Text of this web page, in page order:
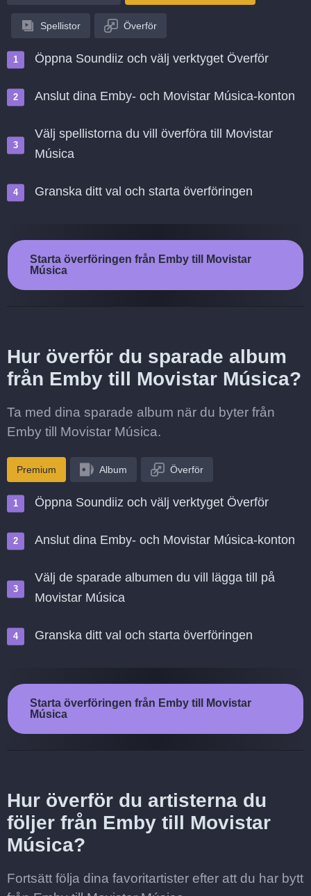
Spellistor Överför
Öppna Soundiiz och välj verktyget Överför
Anslut dina Emby- och Movistar Música-konton
Välj spellistorna du vill överföra till Movistar
Música
Granska ditt val och starta överföringen
Starta överföringen från Emby till Movistar
Música
Hur överför du sparade album
från Emby till Movistar Música?
Ta med dina sparade album när du byter från
Emby till Movistar Música.
Premium Album Överför
Öppna Soundiiz och välj verktyget Överför
Anslut dina Emby- och Movistar Música-konton
Välj de sparade albumen du vill lägga till på
Movistar Música
Granska ditt val och starta överföringen
Starta överföringen från Emby till Movistar
Música
Hur överför du artisterna du
följer från Emby till Movistar
Música?
Fortsätt följa dina favoritartister efter att du har bytt